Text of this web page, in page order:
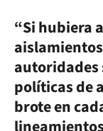
“Si hubiera
políticas de
brote en